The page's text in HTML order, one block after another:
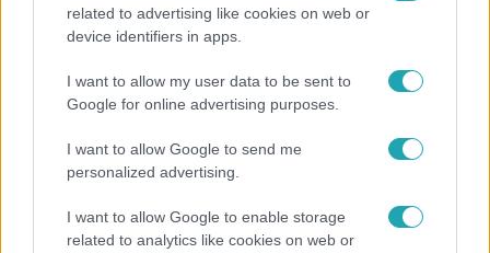
related to advertising like cookies on web or
device identifiers in apps.
I want to allow my user data to be sent to
Google for online advertising purposes.
I want to allow Google to send me
personalized advertising.
I want to allow Google to enable storage
related to analytics like cookies on web or
Reggeli